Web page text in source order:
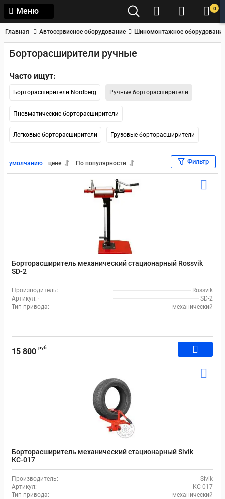
Меню 0
Главная Автосервисное оборудование Шиномонтажное
Борторасширители ручные
Часто ищут:
Борторасширители Nordberg Ручные борторасширители
Пневматические борторасширители
Легковые борторасширители Грузовые борторасширители
умолчанию цене По популярности Фильтр
Борторасширитель механический стационарный Rossvik
SD-2
Производитель:
Rossvik
Артикул:
SD-2
Тип привода:
механический
15 800 руб
Борторасширитель механический стационарный Sivik
КС-017
Производитель:
Sivik
Артикул:
КС-017
Тип привода:
механический